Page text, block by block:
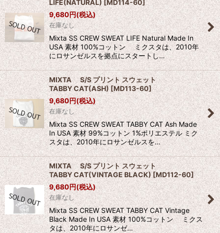
LIFE(NATURAL) [MD114-60]
9,680円(税込)
在庫なし
Mixta SS CREW SWEAT LIFE Natural Made In
USA 素材 100%コットン ミクスタは、2010年
にロサンゼルスを拠点にスタートし…
MIXTA S/S プリント スウェット
TABBY CAT(ASH)[MD113-60]
9,680円(税込)
在庫なし
Mixta SS CREW SWEAT TABBY CAT Ash Made
In USA 素材 99%コットン 1%ポリエステル ミク
スタは、2010年にロサンゼルスを…
MIXTA S/S プリント スウェット
TABBY CAT(VINTAGE BLACK)[MD112-60]
9,680円(税込)
在庫なし
Mixta SS CREW SWEAT TABBY CAT Vintage
Black Made In USA 素材 100%コットン ミクス
タは、2010年にロサンゼ…